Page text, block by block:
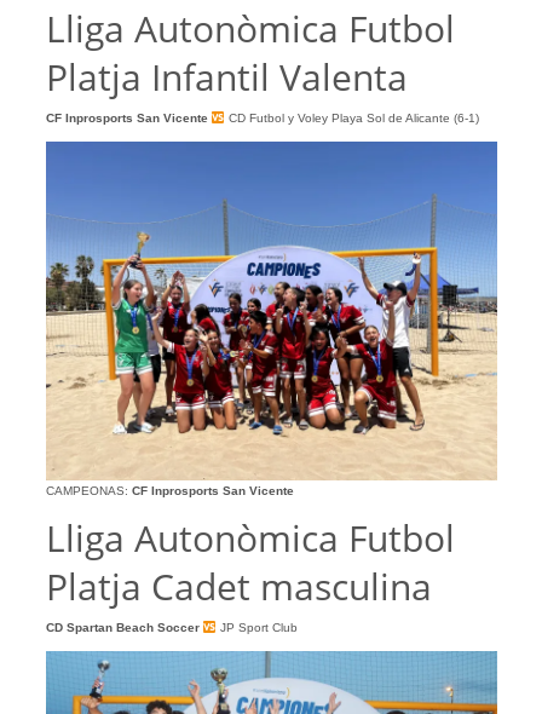
Lliga Autonòmica Futbol
Platja Infantil Valenta
CF Inprosports San Vicente CD Futbol y Voley Playa Sol de Alicante (6-1)
CAMPEONAS: CF Inprosports San Vicente
Lliga Autonòmica Futbol
Platja Cadet masculina
CD Spartan Beach Soccer JP Sport Club